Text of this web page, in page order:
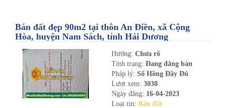
Bán đất đẹp 90m2 tại thôn An Điền, xã Cộng
Hòa, huyện Nam Sách, tỉnh Hải Dương
Hướng: Chưa rõ
Tình trạng: Đang đăng bán
Pháp lý: Sổ Hồng Đầy Đủ
Lượt xem: 3038
Ngày đăng: 16-04-2023
Loại tin: Bán đất